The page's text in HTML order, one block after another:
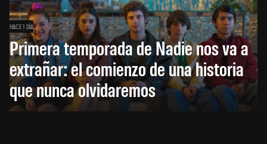
HACE 1 DÍA
Primera temporada de Nadie nos va a
extrañar: el comienzo de una historia
que nunca olvidaremos